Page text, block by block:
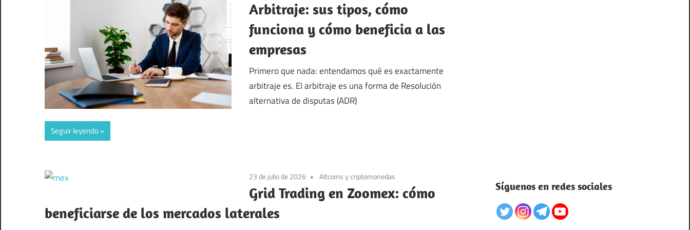
Arbitraje: sus tipos, cómo
funciona y cómo beneficia a las
empresas
Primero que nada: entendamos qué es exactamente
arbitraje es. El arbitraje es una forma de Resolución
alternativa de disputas (ADR)
Seguir leyendo
23 de julio de 2026 Altcoins y criptomonedas
Grid Trading en Zoomex: cómo
beneficiarse de los mercados laterales
Síguenos en redes sociales